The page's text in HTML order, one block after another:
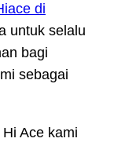
di
untuk selalu
bagi
sebagai
Ace kami